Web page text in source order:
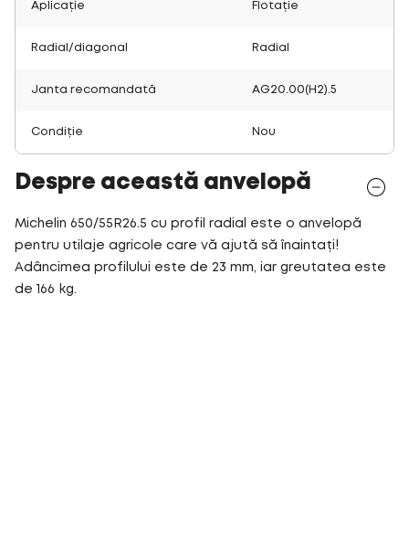
Aplicație Flotație
Radial/diagonal Radial
Janta recomandată AG20.00(H2).5
Condiție Nou
Despre această anvelopă
Michelin 650/55R26.5 cu profil radial este o anvelopă
pentru utilaje agricole care vă ajută să înaintați!
Adâncimea profilului este de 23 mm, iar greutatea este
de 166 kg.